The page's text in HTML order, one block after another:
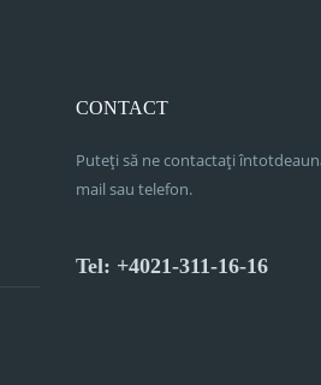
CONTACT
Puteți să ne contactați
mail sau telefon.
Tel: +4021-311-16-16